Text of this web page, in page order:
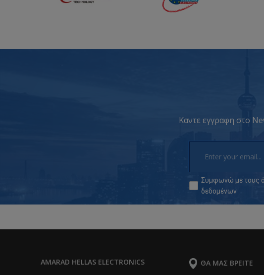
Καντε εγγραφη στο
Συμφωνώ με τους
δεδομένων
AMARAD HELLAS ELECTRONICS
ΘΑ ΜΑΣ ΒΡΕΊΤΕ